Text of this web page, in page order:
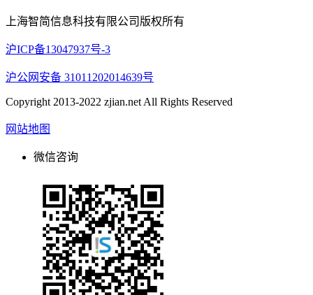
上海智简信息科技有限公司版权所有
沪ICP备13047937号-3
沪公网安备 31011202014639号
Copyright 2013-2022 zjian.net All Rights Reserved
网站地图
微信咨询